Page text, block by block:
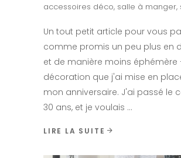
accessoires déco, salle à manger,
Un tout petit article pour vous
comme promis un peu plus en
et de manière moins éphémère
décoration que j'ai mise en
mon anniversaire. J'ai passé le
30 ans, et je voulais
LIRE LA SUITE